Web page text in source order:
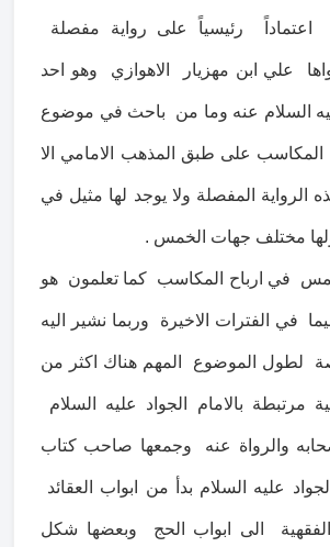
اعتماداً رئيسياً على رواية مفصلة
علي ابن مهزيار الاهوازي وهو احد
السلام عنه وما من باحث في موضوع
المكاسب على طبق المذهب الامامي الا
الرواية المفصلة ولا يوجد لها مثيل في
مختلف جهات الخمس .
في ارباح المكاسب كما تعلمون هو
في الفترات الاخيرة وربما نشير اليه
لطول الموضوع المهم هناك اكثر من
بالامام الجواد عليه السلام
والرواة عنه وجمعها صاحب كتاب
عليه السلام بدأ من ابواب العقائد
الفقهية الى ابواب الحج وبعضها شكل